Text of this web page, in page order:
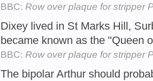
BBC: Row over plaque for stripper
Dixey lived in St Marks Hill,
became known as the "Queen
BBC: Row over plaque for stripper
The bipolar Arthur should